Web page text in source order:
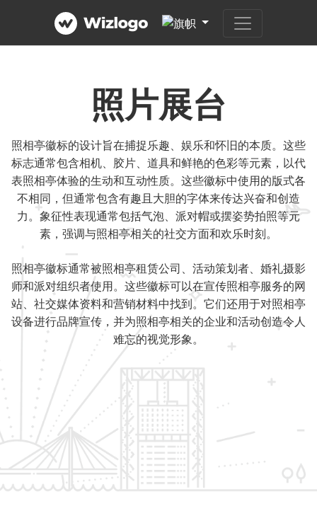
照片展台
照相亭徽标的设计旨在捕捉乐趣、娱乐和怀旧的本质。这些
标志通常包含相机、胶片、道具和鲜艳的色彩等元素，以代
表照相亭体验的生动和互动性质。这些徽标中使用的版式各
不相同，但通常包含有趣且大胆的字体来传达兴奋和创造
力。象征性表现通常包括气泡、派对帽或摆姿势拍照等元
素，强调与照相亭相关的社交方面和欢乐时刻。
照相亭徽标通常被照相亭租赁公司、活动策划者、婚礼摄影
师和派对组织者使用。这些徽标可以在宣传照相亭服务的网
站、社交媒体资料和营销材料中找到。它们还用于对照相亭
设备进行品牌宣传，并为照相亭相关的企业和活动创造令人
难忘的视觉形象。